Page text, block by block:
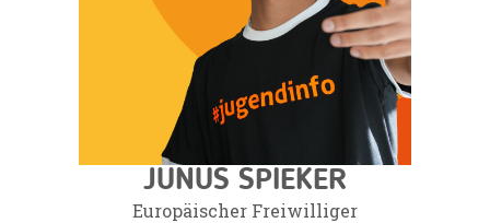
JUNUS SPIEKER
Europäischer Freiwilliger